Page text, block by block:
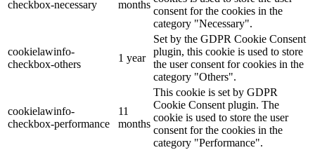
checkbox-necessary
months
consent for the cookies in the
category "Necessary".
cookielawinfo-
checkbox-others
1 year
Set by the GDPR Cookie Consent
plugin, this cookie is used to store
the user consent for cookies in the
category "Others".
cookielawinfo-
checkbox-performance
11
months
This cookie is set by GDPR
Cookie Consent plugin. The
cookie is used to store the user
consent for the cookies in the
category "Performance".